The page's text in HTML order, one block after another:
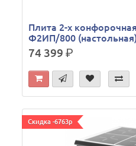
Плита 2-х
Ф2ИП/800
74 399р.
Скидка -6763р